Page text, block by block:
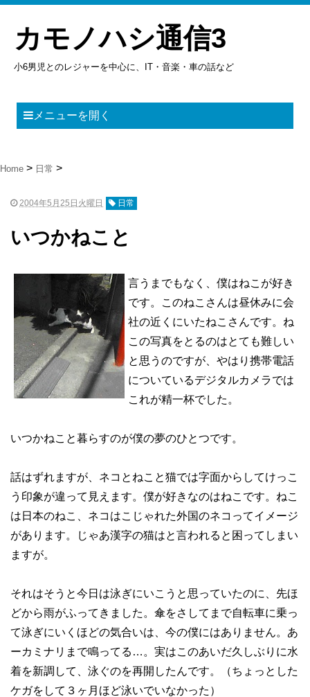
カモノハシ通信3
小6男児とのレジャーを中心に、IT・音楽・車の話など
メニューを開く
Home 日常
2004年5月25日火曜日 日常
いつかねこと
言うまでもなく、僕はねこが好き
です。このねこさんは昼休みに会
社の近くにいたねこさんです。ね
この写真をとるのはとても難しい
と思うのですが、やはり携帯電話
についているデジタルカメラでは
これが精一杯でした。
いつかねこと暮らすのが僕の夢のひとつです。
話はずれますが、ネコとねこと猫では字面からしてけっこ
う印象が違って見えます。僕が好きなのはねこです。ねこ
は日本のねこ、ネコはこじゃれた外国のネコってイメージ
があります。じゃあ漢字の猫はと言われると困ってしまい
ますが。
それはそうと今日は泳ぎにいこうと思っていたのに、先ほ
どから雨がふってきました。傘をさしてまで自転車に乗っ
て泳ぎにいくほどの気合いは、今の僕にはありません。あ
ーカミナリまで鳴ってる…。実はこのあいだ久しぶりに水
着を新調して、泳ぐのを再開したんです。（ちょっとした
ケガをして３ヶ月ほど泳いでいなかった）